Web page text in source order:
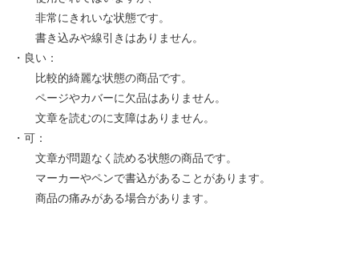
非常にきれいな状態です。
書き込みや線引きはありません。
・良い：
比較的綺麗な状態の商品です。
ページやカバーに欠品はありません。
文章を読むのに支障はありません。
・可：
文章が問題なく読める状態の商品です。
マーカーやペンで書込があることがあります。
商品の痛みがある場合があります。